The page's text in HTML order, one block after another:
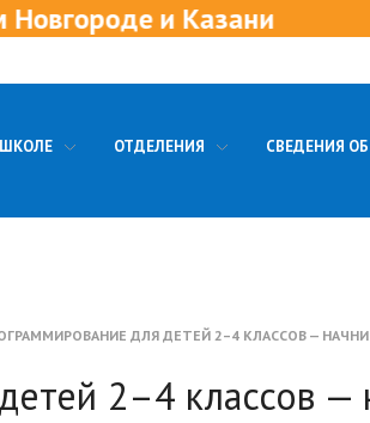
ОТДЕЛЕНИЯ СВЕДЕНИЯ
ДЛЯ ДЕТЕЙ 2–4 КЛАССОВ —
2–4 классов —